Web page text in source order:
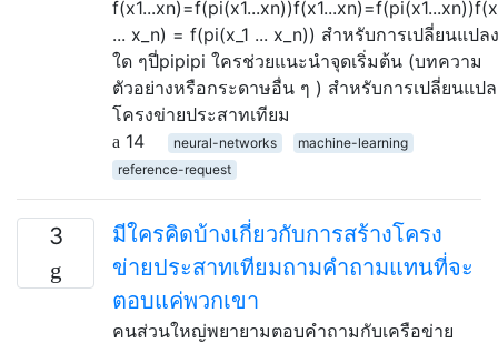
... x_n) = f(pi(x_1 ... x_n)) สำหรับการเปลี่ยนแปลง
ใด ๆปี่pipipi ใครช่วยแนะนำจุดเริ่มต้น (บทความ
ตัวอย่างหรือกระดาษอื่น ๆ ) สำหรับการเปลี่ยนแป
โครงข่ายประสาทเทียม
14
neural-networks
machine-learning
reference-request
3
มีใครคิดบ้างเกี่ยวกับการสร้างโครง
ข่ายประสาทเทียมถามคำถามแทนที่จะ
ตอบแค่พวกเขา
คนส่วนใหญ่พยายามตอบคำถามกับเครือข่าย